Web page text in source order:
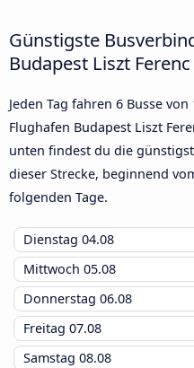
Günstigste
Budapest Liszt
Jeden Tag fahren 6 Busse
Flughafen Budapest Liszt
unten findest du die
dieser Strecke, beginnend
folgenden Tage.
Dienstag 04.08
Mittwoch 05.08
Donnerstag 06.08
Freitag 07.08
Samstag 08.08